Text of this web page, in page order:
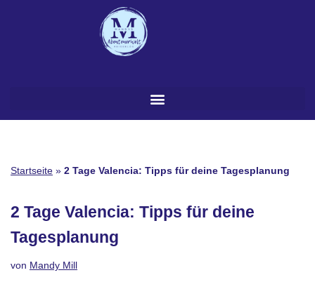
Startseite » 2 Tage Valencia: Tipps für deine Tagesplanung
2 Tage Valencia: Tipps für deine
Tagesplanung
von Mandy Mill